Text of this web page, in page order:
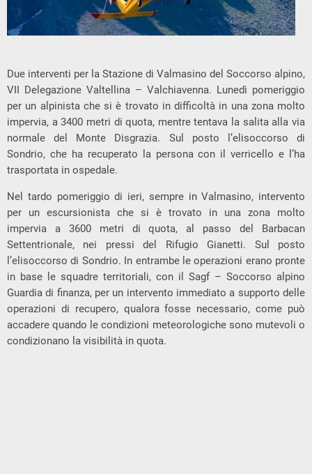
Due interventi per la Stazione di Valmasino del Soccorso alpino,
VII Delegazione Valtellina – Valchiavenna. Lunedì pomeriggio
per un alpinista che si è trovato in difficoltà in una zona molto
impervia, a 3400 metri di quota, mentre tentava la salita alla via
normale del Monte Disgrazia. Sul posto l’elisoccorso di
Sondrio, che ha recuperato la persona con il verricello e l’ha
trasportata in ospedale.
Nel tardo pomeriggio di ieri, sempre in Valmasino, intervento
per un escursionista che si è trovato in una zona molto
impervia a 3600 metri di quota, al passo del Barbacan
Settentrionale, nei pressi del Rifugio Gianetti. Sul posto
l’elisoccorso di Sondrio. In entrambe le operazioni erano pronte
in base le squadre territoriali, con il Sagf – Soccorso alpino
Guardia di finanza, per un intervento immediato a supporto delle
operazioni di recupero, qualora fosse necessario, come può
accadere quando le condizioni meteorologiche sono mutevoli o
condizionano la visibilità in quota.